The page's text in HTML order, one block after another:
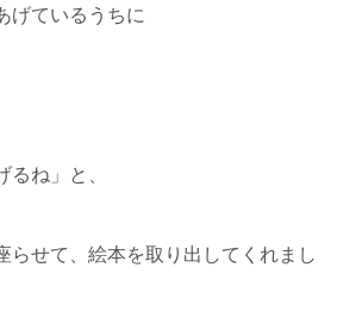
げているうちに
るね」と、
らせて、絵本を取り出してくれまし